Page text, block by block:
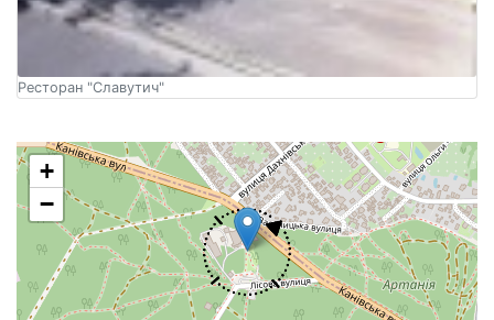
Ресторан "Славутич"
+
−